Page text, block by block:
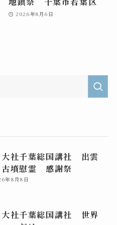
2026年8月6日
大社千葉総国講社 出雲
墳慰霊 感謝祭
年8月8日
大社千葉総国講社 世界